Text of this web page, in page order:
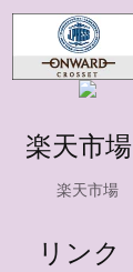
楽天市場
リンク